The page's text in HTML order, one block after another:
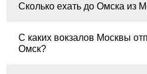
Сколько ехать до Омска из
С каких вокзалов Москвы
Омск?